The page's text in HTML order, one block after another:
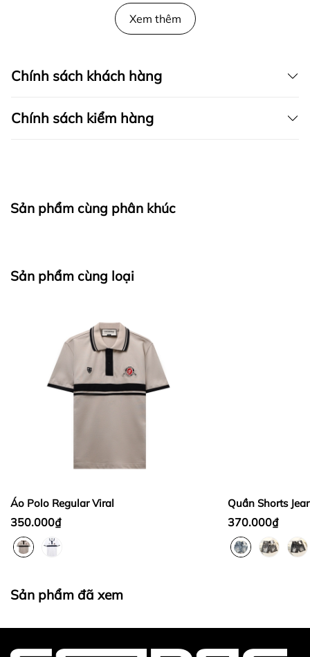
Xem thêm
Chính sách khách hàng
Chính sách kiểm hàng
Sản phẩm không đúng với đơn hàng đã đặt
Sản phẩm bị hư hỏng khi nhìn bằng mắt thường
Sản phẩm cùng phân khúc
Sản phẩm cùng loại
Áo Polo Regular Viral
350.000₫
Quần Shorts
370.000₫
Sản phẩm đã xem